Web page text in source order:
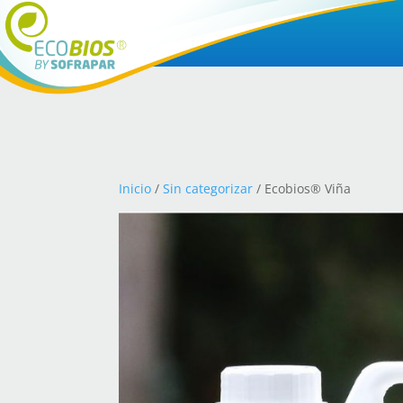
Inicio / Sin categorizar / Ecobios® Viña